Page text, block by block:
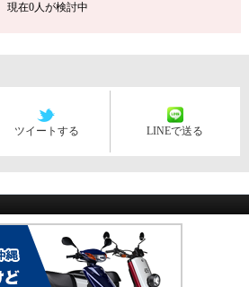
現在0人が検討中
ツイートする LINEで送る